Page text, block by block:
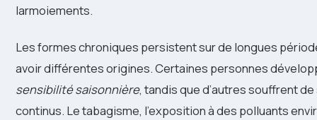
larmoiements.
Les formes chroniques persistent sur de longues
avoir différentes origines. Certaines personnes
sensibilité saisonnière, tandis que d’autres souffrent
continus. Le tabagisme, l’exposition à des polluants